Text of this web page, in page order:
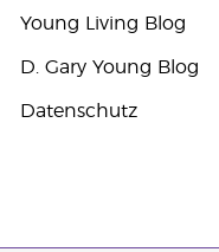
Young Living Blog
D. Gary Young Blog
Datenschutz